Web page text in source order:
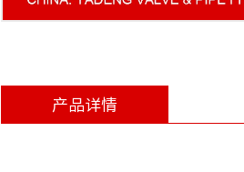
产品详情